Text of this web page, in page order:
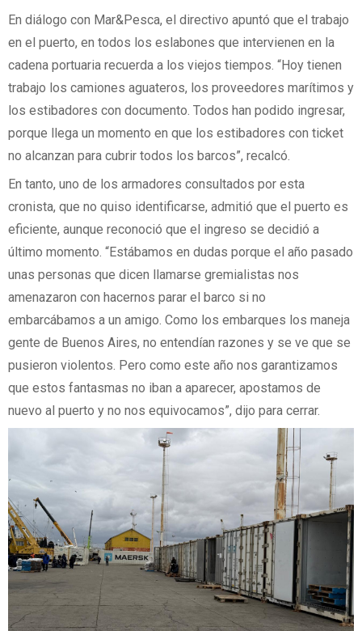
En diálogo con Mar&Pesca, el directivo apuntó que el trabajo
en el puerto, en todos los eslabones que intervienen en la
cadena portuaria recuerda a los viejos tiempos. “Hoy tienen
trabajo los camiones aguateros, los proveedores marítimos y
los estibadores con documento. Todos han podido ingresar,
porque llega un momento en que los estibadores con ticket
no alcanzan para cubrir todos los barcos”, recalcó.
En tanto, uno de los armadores consultados por esta
cronista, que no quiso identificarse, admitió que el puerto es
eficiente, aunque reconoció que el ingreso se decidió a
último momento. “Estábamos en dudas porque el año pasado
unas personas que dicen llamarse gremialistas nos
amenazaron con hacernos parar el barco si no
embarcábamos a un amigo. Como los embarques los maneja
gente de Buenos Aires, no entendían razones y se ve que se
pusieron violentos. Pero como este año nos garantizamos
que estos fantasmas no iban a aparecer, apostamos de
nuevo al puerto y no nos equivocamos”, dijo para cerrar.